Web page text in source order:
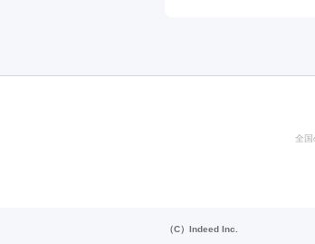
全国
（C）Indeed Inc.